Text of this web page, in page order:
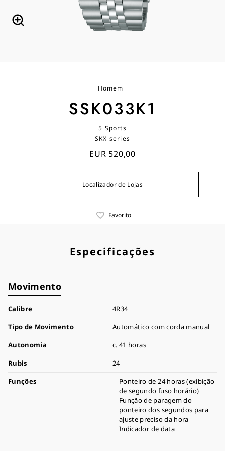
Homem
SSK033K1
5 Sports
SKX series
EUR 520,00
Localizador de Lojas
Favorito
Especificações
Movimento
Calibre
4R34
Tipo de Movimento
Automático com corda manual
Autonomia
c. 41 horas
Rubis
24
Funções
Ponteiro de 24 horas (exibição
de segundo fuso horário)
Função de paragem do
ponteiro dos segundos para
ajuste preciso da hora
Indicador de data